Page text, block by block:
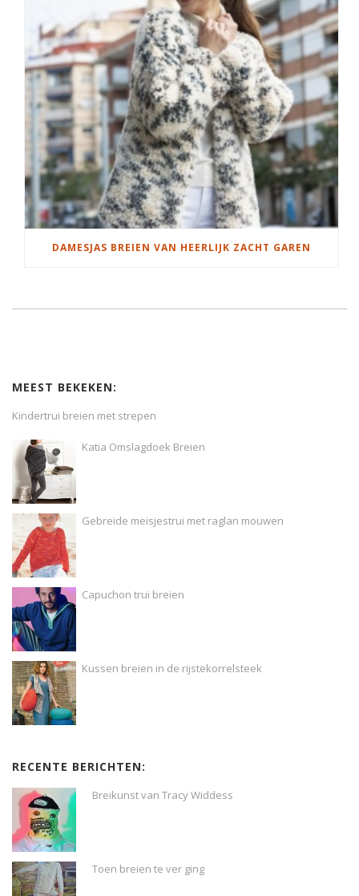
DAMESJAS BREIEN VAN HEERLIJK ZACHT GAREN
MEEST BEKEKEN:
Kindertrui breien met strepen
Katia Omslagdoek Breien
Gebreide meisjestrui met raglan mouwen
Capuchon trui breien
Kussen breien in de rijstekorrelsteek
RECENTE BERICHTEN:
Breikunst van Tracy Widdess
Toen breien te ver ging